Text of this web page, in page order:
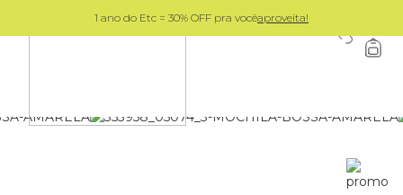
1 ano do Etc = 30% OFF pra vocêaproveita!